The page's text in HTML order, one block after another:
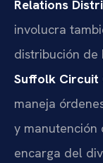
Relations
involucra
distribución de
Suffolk Circuit
maneja
y manutención
encarga del